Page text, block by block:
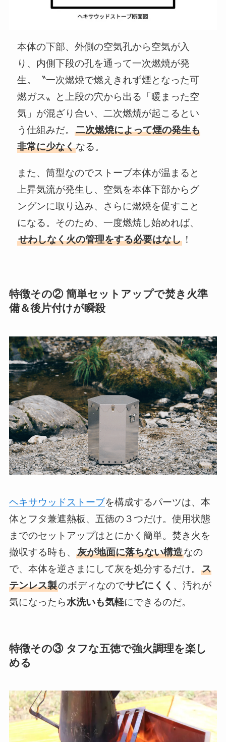
本体の下部、外側の空気孔から空気が入
り、内側下段の孔を通って一次燃焼が発
生。〝一次燃焼で燃えきれず煙となった可
燃ガス〟と上段の穴から出る「暖まった空
気」が混ざり合い、二次燃焼が起こるとい
う仕組みだ。二次燃焼によって煙の発生も
非常に少なくなる。
また、筒型なのでストーブ本体が温まると
上昇気流が発生し、空気を本体下部からグ
ングンに取り込み、さらに燃焼を促すこと
になる。そのため、一度燃焼し始めれば、
せわしなく火の管理をする必要はなし ！
特徴その② 簡単セットアップで焚き火準
備＆後片付けが瞬殺
ヘキサウッドストーブを構成するパーツは、本
体とフタ兼遮熱板、五徳の３つだけ。使用状態
までのセットアップはとにかく簡単。焚き火を
撤収する時も、 灰が地面に落ちない構造なの
で、本体を逆さまにして灰を処分するだけ。 ス
テンレス製のボディなのでサビにくく 、汚れが
気になったら水洗いも気軽にできるのだ。
特徴その③ タフな五徳で強火調理を楽し
める